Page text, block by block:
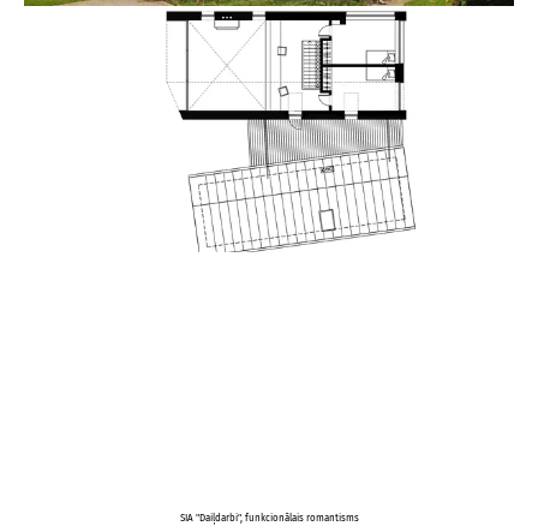
SIA "Daiļdarbi", funkcionālais romantisms